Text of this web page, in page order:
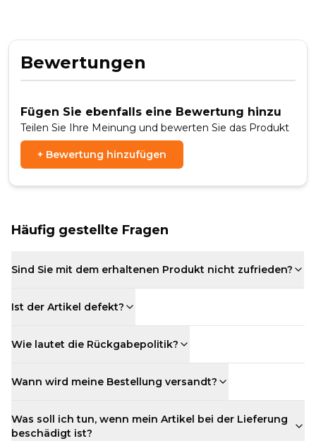
Bewertungen
Fügen Sie ebenfalls eine Bewertung hinzu
Teilen Sie Ihre Meinung und bewerten Sie das Produkt
+ Bewertung hinzufügen
Häufig gestellte Fragen
Sind Sie mit dem erhaltenen Produkt nicht zufrieden?
Ist der Artikel defekt?
Wie lautet die Rückgabepolitik?
Wann wird meine Bestellung versandt?
Was soll ich tun, wenn mein Artikel bei der Lieferung
beschädigt ist?